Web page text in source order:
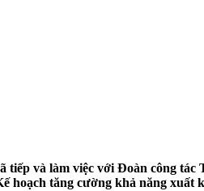
và làm việc với Đoàn công tác
tăng cường khả năng xuất